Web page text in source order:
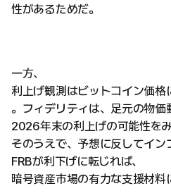
性があるためだ。
一方、
利上げ観測はビットコイン価
。フィデリティは、足元の物価
2026年末の利上げの可能性を
そのうえで、予想に反してイン
FRBが利下げに転じれば、
暗号資産市場の有力な支援材料